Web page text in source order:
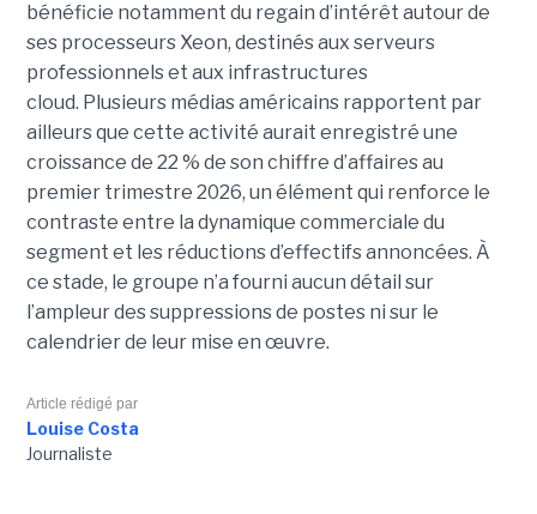
bénéficie notamment du regain d’intérêt autour de
ses processeurs Xeon, destinés aux serveurs
professionnels et aux infrastructures
cloud. Plusieurs médias américains rapportent par
ailleurs que cette activité aurait enregistré une
croissance de 22 % de son chiffre d’affaires au
premier trimestre 2026, un élément qui renforce le
contraste entre la dynamique commerciale du
segment et les réductions d’effectifs annoncées. À
ce stade, le groupe n’a fourni aucun détail sur
l’ampleur des suppressions de postes ni sur le
calendrier de leur mise en œuvre.
Article rédigé par
Louise Costa
Journaliste